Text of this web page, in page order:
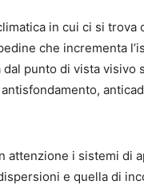
in cui ci si trova
che incrementa
punto di vista visivo
attenzione i sistemi di
e quella di